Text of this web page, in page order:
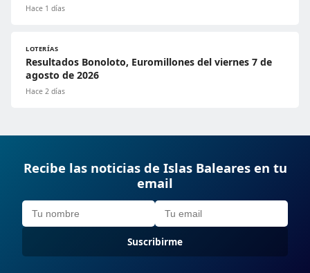
Hace 1 días
LOTERÍAS
Resultados Bonoloto, Euromillones del viernes 7 de
agosto de 2026
Hace 2 días
Recibe las noticias de Islas Baleares en tu
email
Suscribirme